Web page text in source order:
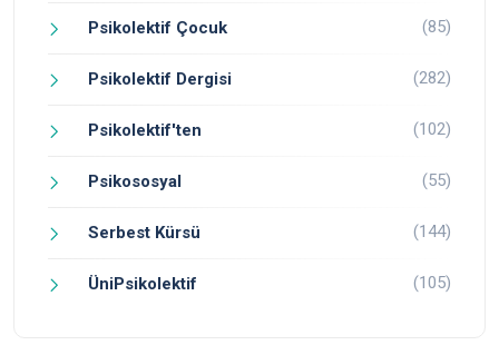
Psikolektif Çocuk (85)
Psikolektif Dergisi (282)
Psikolektif'ten (102)
Psikososyal (55)
Serbest Kürsü (144)
ÜniPsikolektif (105)